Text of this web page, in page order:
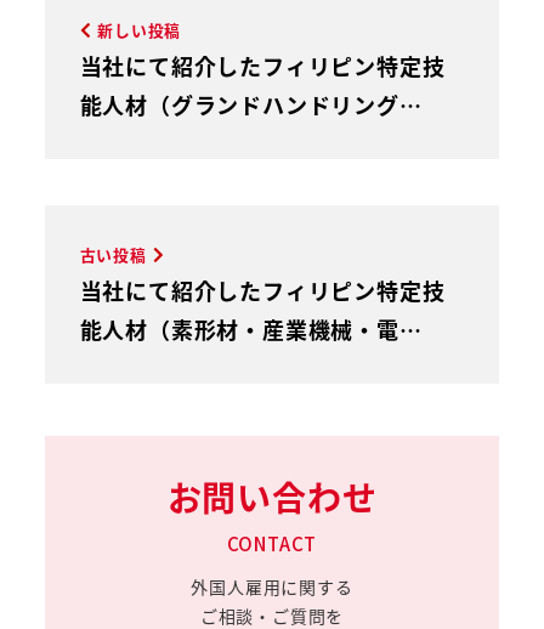
古い投稿
当社にて紹介したフィリピン特定技
能人材（素形材・産業機械・電…
新しい投稿
当社にて紹介したフィリピン特定技
能人材（グランドハンドリング…
お問い合わせ
CONTACT
外国人雇用に関する
ご相談・ご質問を